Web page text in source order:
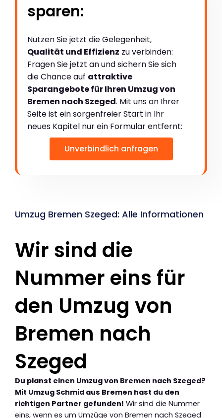
sparen:
Nutzen Sie jetzt die Gelegenheit,
Qualität und Effizienz zu verbinden:
Fragen Sie jetzt an und sichern Sie sich
die Chance auf attraktive
Sparangebote für Ihren Umzug von
Bremen nach Szeged. Mit uns an Ihrer
Seite ist ein sorgenfreier Start in Ihr
neues Kapitel nur ein Formular entfernt:
Unverbindlich anfragen
Umzug Bremen Szeged: Alle Informationen
Wir sind die
Nummer eins für
den Umzug von
Bremen nach
Szeged
Du planst einen Umzug von Bremen nach Szeged?
Mit Umzug Schmid aus Bremen hast du den
richtigen Partner gefunden! Wir sind die Nummer
eins, wenn es um Umzüge von Bremen nach Szeged